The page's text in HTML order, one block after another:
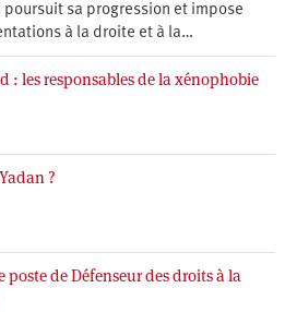
sa progression et impose
à la droite et à la…
: les responsables de la xénophobie
?
poste de Défenseur des droits à la